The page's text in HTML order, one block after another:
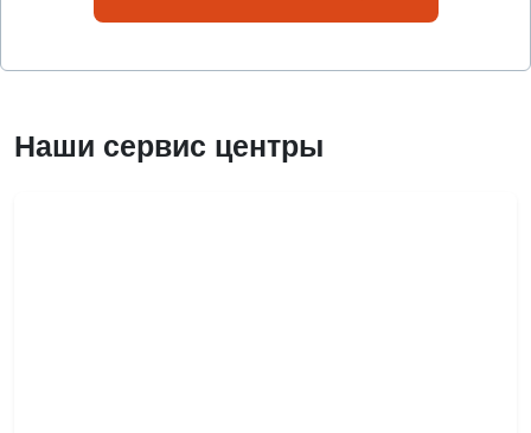
Наши сервис центры